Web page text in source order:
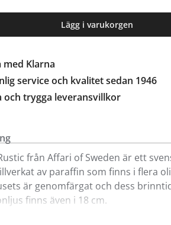
Lägg i varukorgen
med Klarna
service och kvalitet sedan 1946
och trygga leveransvillkor
från Affari of Sweden är ett
av paraffin som finns i flera
är genomfärgat och dess
finns även i 18 cm.